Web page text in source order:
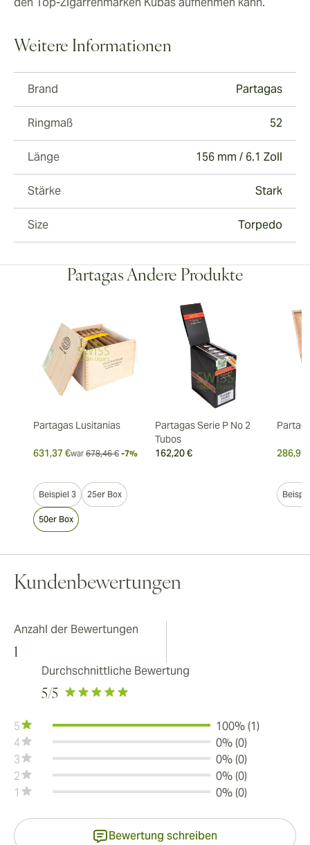
Weitere Informationen
Brand Partagas
Ringmaß 52
Länge 156 mm / 6.1 Zoll
Stärke Stark
Size Torpedo
Partagas Andere Produkte
Partagas Lusitanias
631,37 €war 678,46 € -7%
Beispiel 3 25er Box
50er Box
Partagas Serie P No 2
Tubos
162,20 €
286,91
Kundenbewertungen
Anzahl der Bewertungen
1
Durchschnittliche Bewertung
5/5
5
100% (1)
4
0% (0)
3
0% (0)
2
0% (0)
1
0% (0)
Bewertung schreiben